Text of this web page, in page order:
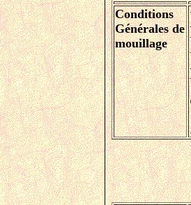
Conditions
Générales de
mouillage